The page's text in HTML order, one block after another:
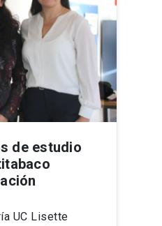
de estudio
UC Lisette